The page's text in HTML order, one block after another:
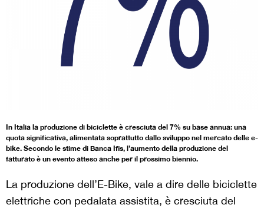
In Italia la produzione di biciclette è cresciuta del 7% su base annua: una
quota significativa, alimentata soprattutto dallo sviluppo nel mercato delle e-
bike. Secondo le stime di Banca Ifis, l’aumento della produzione del
fatturato è un evento atteso anche per il prossimo biennio.
La produzione dell’E-Bike, vale a dire delle biciclette
elettriche con pedalata assistita, è cresciuta del